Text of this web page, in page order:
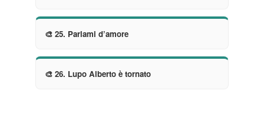
🎨 25. Parlami d’amore
🎨 26. Lupo Alberto è tornato